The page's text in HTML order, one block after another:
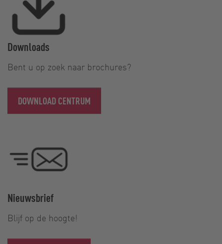
Downloads
Bent u op zoek naar brochures?
DOWNLOAD CENTRUM
Nieuwsbrief
Blijf op de hoogte!